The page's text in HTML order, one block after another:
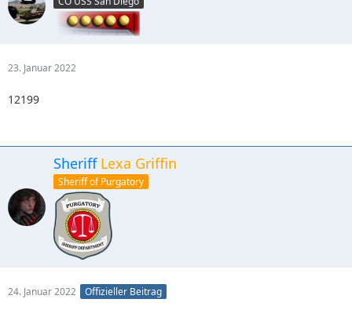
23. Januar 2022
12199
Sheriff Lexa Griffin
Sheriff of Purgatory
24. Januar 2022 Offizieller Beitrag